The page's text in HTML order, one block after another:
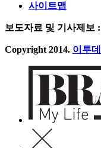
사이트맵
보도자료 및 기사제보
Copyright 2014. 이투